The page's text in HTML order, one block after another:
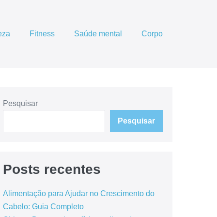
Fitness Saúde mental Corpo
Pesquisar
Pesquisar
Posts recentes
Alimentação para Ajudar no Crescimento do
Cabelo: Guia Completo